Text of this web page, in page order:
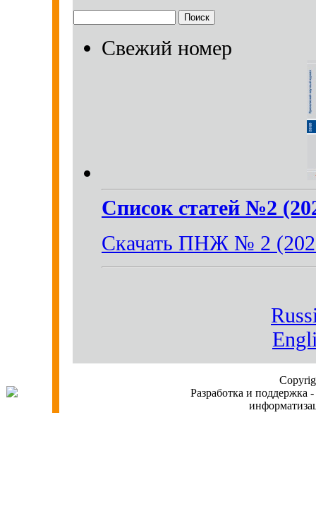
Свежий номер
Список статей №2
Скачать ПНЖ № 2
Разработка и поддержка